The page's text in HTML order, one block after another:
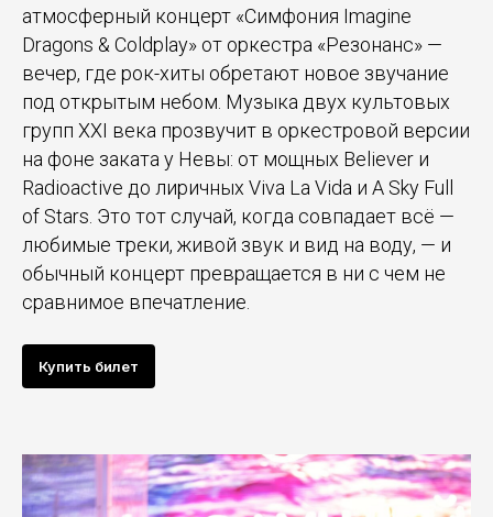
атмосферный концерт «Симфония Imagine
Dragons & Coldplay» от оркестра «Резонанс» —
вечер, где рок-хиты обретают новое звучание
под открытым небом. Музыка двух культовых
групп XXI века прозвучит в оркестровой версии
на фоне заката у Невы: от мощных Believer и
Radioactive до лиричных Viva La Vida и A Sky Full
of Stars. Это тот случай, когда совпадает всё —
любимые треки, живой звук и вид на воду, — и
обычный концерт превращается в ни с чем не
сравнимое впечатление.
Купить билет